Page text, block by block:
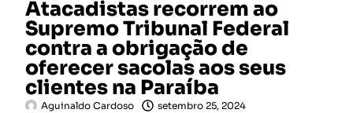
Atacadistas recorrem ao
Supremo Tribunal Federal
contra a obrigação de
oferecer sacolas aos seus
clientes na Paraíba
Aguinaldo Cardoso
setembro 25, 2024